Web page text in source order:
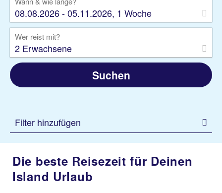
08.08.2026 - 05.11.2026, 1 Woche
Wer reist mit?
2 Erwachsene
Suchen
Filter hinzufügen
Die beste Reisezeit für Deinen
Island Urlaub